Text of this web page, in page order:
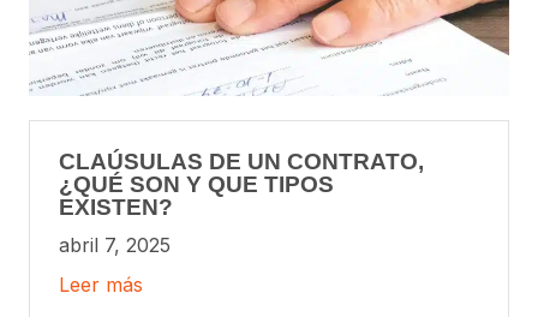
CLAÚSULAS DE UN CONTRATO,
¿QUÉ SON Y QUE TIPOS
EXISTEN?
abril 7, 2025
Leer más